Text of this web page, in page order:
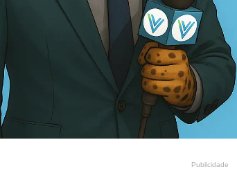
Publicidade